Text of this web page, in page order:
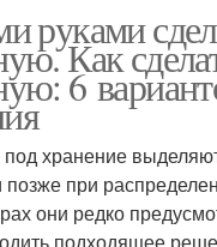
руками
Как
6
хранение
позже при
они редко